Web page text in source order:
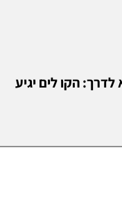
הקו לים יגיע